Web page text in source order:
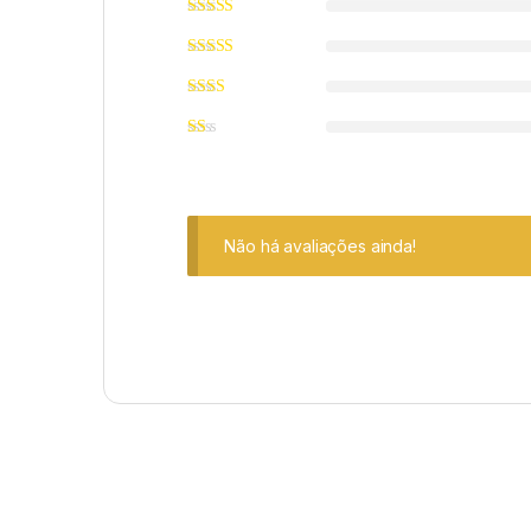
Não há avaliações ainda!